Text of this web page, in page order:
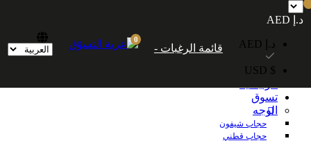
درهمًا إماراتيًا. شحن مجاني عالميًا للطلبات التي تزيد قيمتها عن 600 درهم إماراتي.
تسوق
الوجه
حجاب شيفون
حجاب قطني
د.إ AED
د.إ AED
$ USD
قائمة الرغبات -
0